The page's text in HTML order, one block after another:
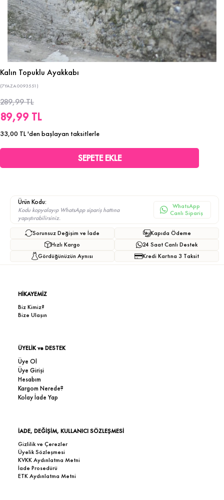
Kalın Topuklu Ayakkabı
(7YAZA0093551)
289,99 TL
89,99 TL
33,00 TL'den başlayan taksitlerle
Ürün Kodu:
Kodu kopyalayıp WhatsApp sipariş hattına
yapıştırabilirsiniz.
WhatsApp
Canlı Sipariş
Sorunsuz Değişim ve İade
Hızlı Kargo
Gördüğünüzün Aynısı
Kapıda Ödeme
24 Saat Canlı Destek
Kredi Kartına 3 Taksit
HİKAYEMİZ
Biz Kimiz?
Bize Ulaşın
ÜYELİK ve DESTEK
Üye Ol
Üye Girişi
Hesabım
Kargom Nerede?
Kolay İade Yap
İADE, DEĞİŞİM, KULLANICI SÖZLEŞMESİ
Gizlilik ve Çerezler
Üyelik Sözleşmesi
KVKK Aydınlatma Metni
İade Prosedürü
ETK Aydınlatma Metni